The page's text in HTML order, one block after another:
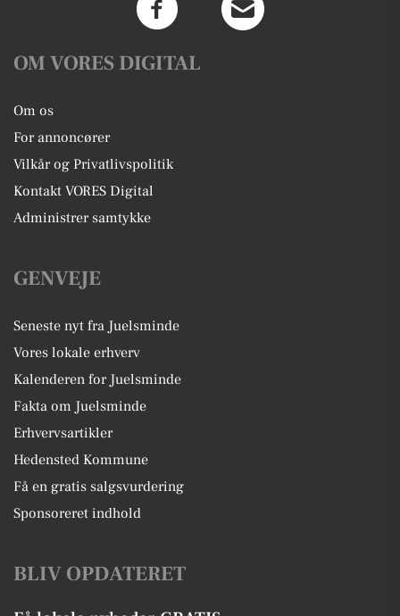
OM VORES DIGITAL
Om os
For annoncører
Vilkår og Privatlivspolitik
Kontakt VORES Digital
Administrer samtykke
GENVEJE
Seneste nyt fra Juelsminde
Vores lokale erhverv
Kalenderen for Juelsminde
Fakta om Juelsminde
Erhvervsartikler
Hedensted Kommune
Få en gratis salgsvurdering
Sponsoreret indhold
BLIV OPDATERET